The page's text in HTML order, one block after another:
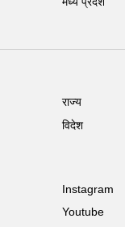
राज्य
विदेश
Instagram
Youtube